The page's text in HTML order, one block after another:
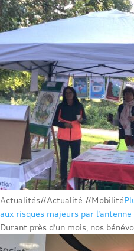
Actualités#Actualité #Mobilité
aux risques majeurs par l’antenne
Durant près d’un mois, nos